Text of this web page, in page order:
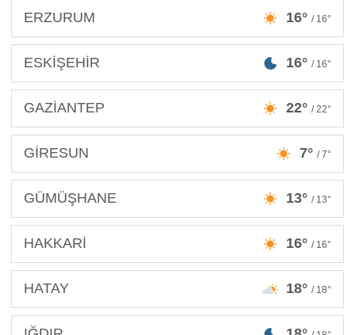
ERZURUM 16° / 16°
ESKİŞEHİR 16° / 16°
GAZİANTEP 22° / 22°
GİRESUN 7° / 7°
GÜMÜŞHANE 13° / 13°
HAKKARİ 16° / 16°
HATAY 18° / 18°